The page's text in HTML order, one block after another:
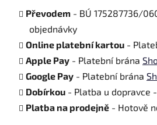
Převodem - BÚ 175287736/
objednávky
Online platební kartou -
Apple Pay - Platební brána
Google Pay - Platební brána
Dobírkou - Platba u dopravce
Platba na prodejně - Hotově